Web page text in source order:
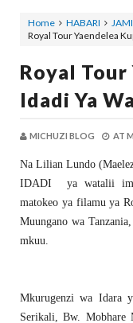
Home HABARI
Royal Tour Yaendelea
Royal Tour
Idadi Ya
MICHUZI BLOG AT
Na Lilian Lundo
IDADI ya watalii
matokeo ya filamu ya
Muungano wa
mkuu.
Mkurugenzi wa Idara
Serikali, Bw. Mobhare